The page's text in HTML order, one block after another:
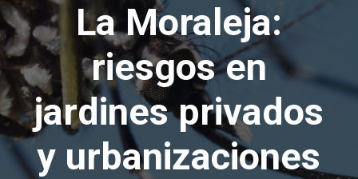
La Moraleja:
riesgos en
jardines privados
y urbanizaciones